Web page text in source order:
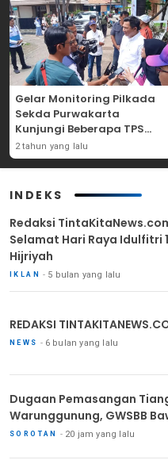
Gelar Monitoring Pilkada
Sekda Purwakarta
Kunjungi Beberapa TPS
Yang Ada Di Purwakarta
2 tahun yang lalu
INDEKS
Redaksi
Selamat Hari Raya Idulfitri
Hijriyah
IKLAN 5 bulan yang lalu
REDAKSI
NEWS 6 bulan yang lalu
Dugaan Pemasangan
Warunggunung, GWSBB
SOROTAN 20 jam yang lalu